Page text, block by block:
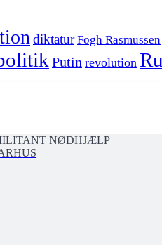
diktatur Fogh Rasmussen
Putin revolution
NØDHJÆLP